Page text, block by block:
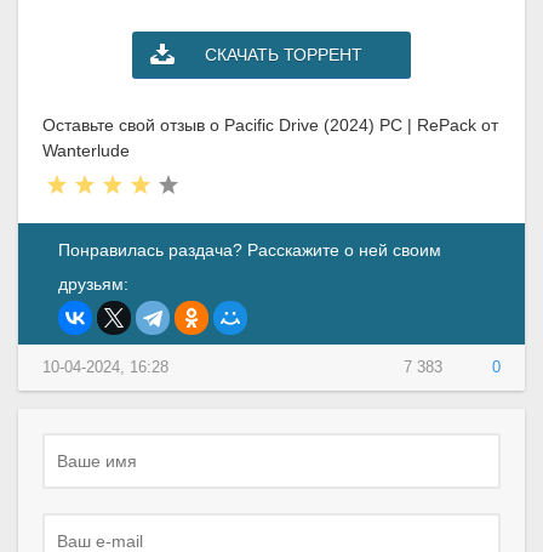
СКАЧАТЬ ТОРРЕНТ
Оставьте свой отзыв о Pacific Drive (2024) PC | RePack от
Wanterlude
Понравилась раздача? Расскажите о ней своим
друзьям:
7 383 0
10-04-2024, 16:28